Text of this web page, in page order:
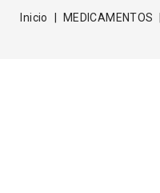
Inicio MEDICAMENTOS